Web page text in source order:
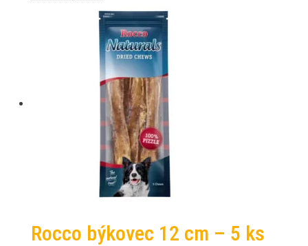
Rocco býkovec 12 cm – 5 ks